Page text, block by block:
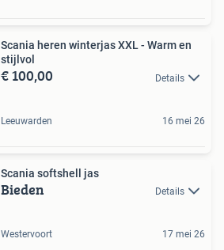
Scania heren winterjas XXL - Warm en
stijlvol
€ 100,00 Details
Leeuwarden 16 mei 26
Scania softshell jas
Bieden Details
Westervoort 17 mei 26